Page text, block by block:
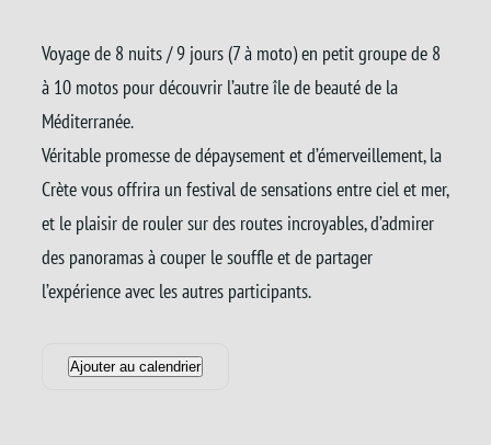
Voyage de 8 nuits / 9 jours (7 à moto) en petit groupe de 8
à 10 motos pour découvrir l’autre île de beauté de la
Méditerranée.
Véritable promesse de dépaysement et d’émerveillement, la
Crète vous offrira un festival de sensations entre ciel et mer,
et le plaisir de rouler sur des routes incroyables, d’admirer
des panoramas à couper le souffle et de partager
l’expérience avec les autres participants.
Ajouter au calendrier